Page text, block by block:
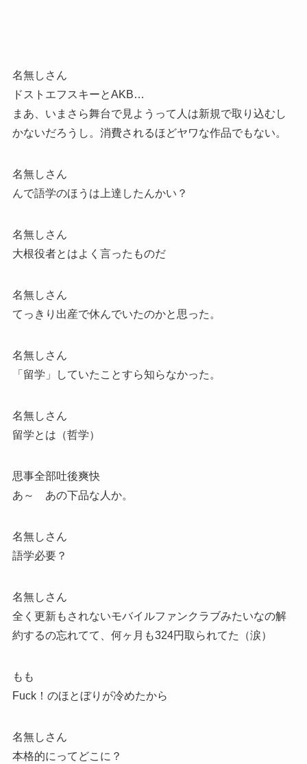
名無しさん
ドストエフスキーとAKB…
まあ、いまさら舞台で見ようって人は新規で取り込むし
かないだろうし。消費されるほどヤワな作品でもない。
名無しさん
んで語学のほうは上達したんかい？
名無しさん
大根役者とはよく言ったものだ
名無しさん
てっきり出産で休んでいたのかと思った。
名無しさん
「留学」していたことすら知らなかった。
名無しさん
留学とは（哲学）
思事全部吐後爽快
あ～ あの下品な人か。
名無しさん
語学必要？
名無しさん
全く更新もされないモバイルファンクラブみたいなの解
約するの忘れてて、何ヶ月も324円取られてた（涙）
もも
Fuck！のほとぼりが冷めたから
名無しさん
本格的にってどこに？